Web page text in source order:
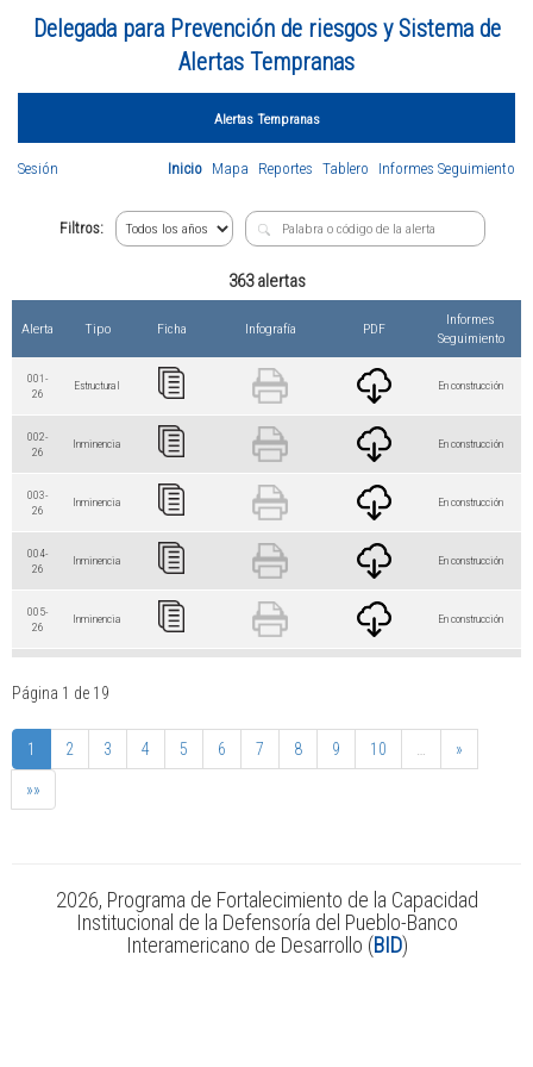
Delegada para Prevención de riesgos y Sistema de
Alertas Tempranas
Alertas Tempranas
Inicio Mapa Reportes Tablero Informes Seguimiento
Sesión
Filtros:
363 alertas
Alerta Tipo Ficha Infografía PDF
Informes
Seguimiento
001-
26
Estructural En construcción
002-
26
Inminencia En construcción
003-
26
Inminencia En construcción
004-
26
Inminencia En construcción
005-
26
Inminencia En construcción
26
007-
26
008-
Inminencia En construcción
Página 1 de 19
1 2 3 4 5 6 7 8 9 10 »
»»
2026, Programa de Fortalecimiento de la Capacidad
Institucional de la Defensoría del Pueblo-Banco
Interamericano de Desarrollo (BID)